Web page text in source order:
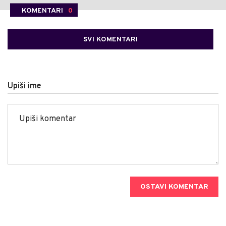
KOMENTARI 0
SVI KOMENTARI
Upiši ime
OSTAVI KOMENTAR